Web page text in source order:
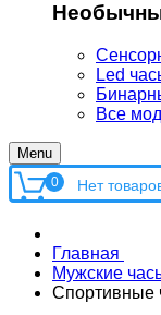
Led
Все
Menu
0
Главная
Мужские
Спортивные